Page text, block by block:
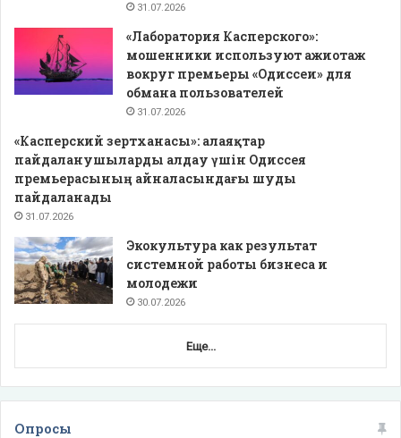
31.07.2026
«Лаборатория Касперского»:
мошенники используют ажиотаж
вокруг премьеры «Одиссеи» для
обмана пользователей
31.07.2026
«Касперский зертханасы»: алаяқтар
пайдаланушыларды алдау үшін Одиссея
премьерасының айналасындағы шуды
пайдаланады
31.07.2026
Экокультура как результат
системной работы бизнеса и
молодежи
30.07.2026
Еще...
Опросы